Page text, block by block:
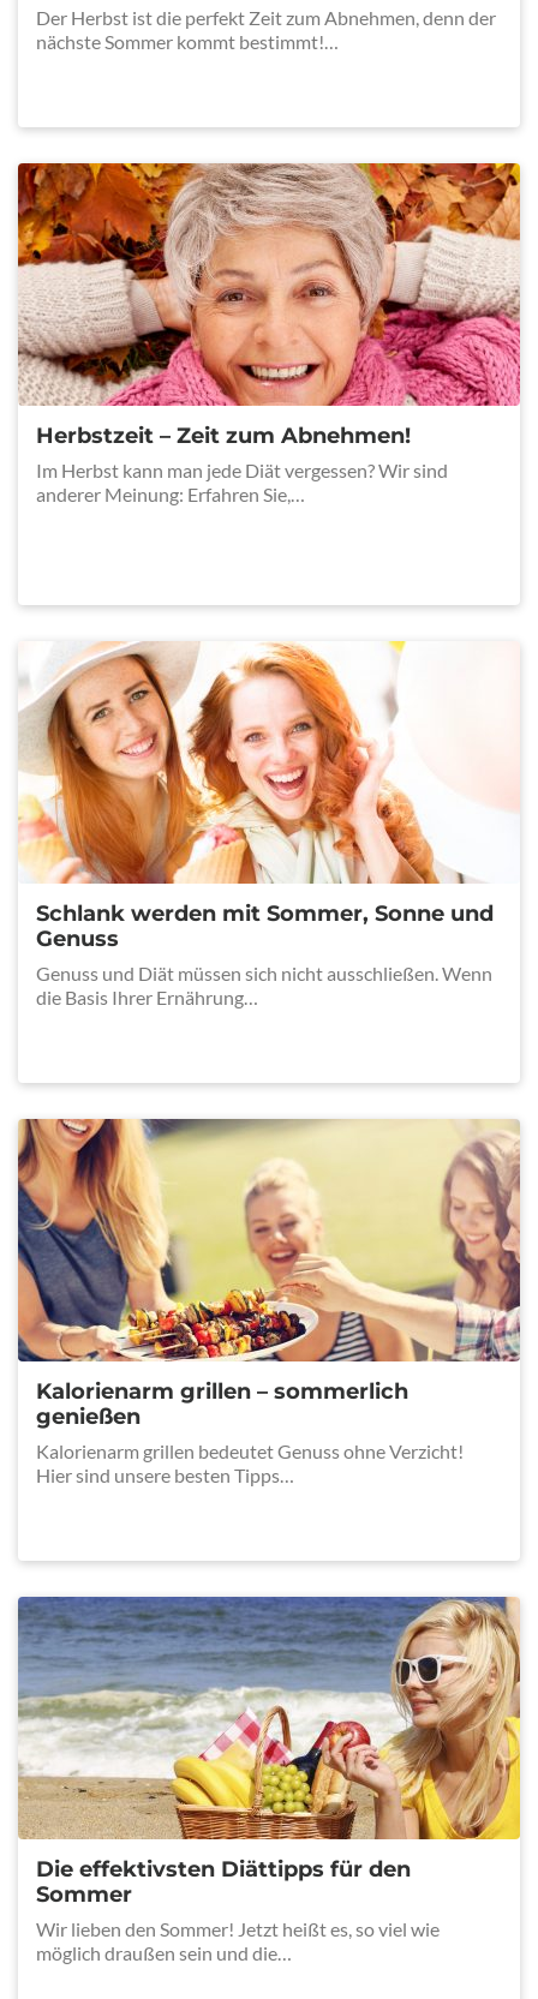
Der Herbst ist die perfekt Zeit zum Abnehmen, denn der
nächste Sommer kommt bestimmt!…
Herbstzeit – Zeit zum Abnehmen!
Im Herbst kann man jede Diät vergessen? Wir sind
anderer Meinung: Erfahren Sie,…
Schlank werden mit Sommer, Sonne und
Genuss
Genuss und Diät müssen sich nicht ausschließen. Wenn
die Basis Ihrer Ernährung…
Kalorienarm grillen – sommerlich
genießen
Kalorienarm grillen bedeutet Genuss ohne Verzicht!
Hier sind unsere besten Tipps…
Die effektivsten Diättipps für den
Sommer
Wir lieben den Sommer! Jetzt heißt es, so viel wie
möglich draußen sein und die…